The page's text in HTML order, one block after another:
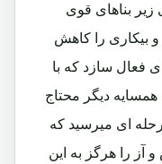
زیر بناهای قوی
و بیکاری را کاهش
فعال سازد که با
دیگر محتاج
ای میرسید که
را هرگز به این